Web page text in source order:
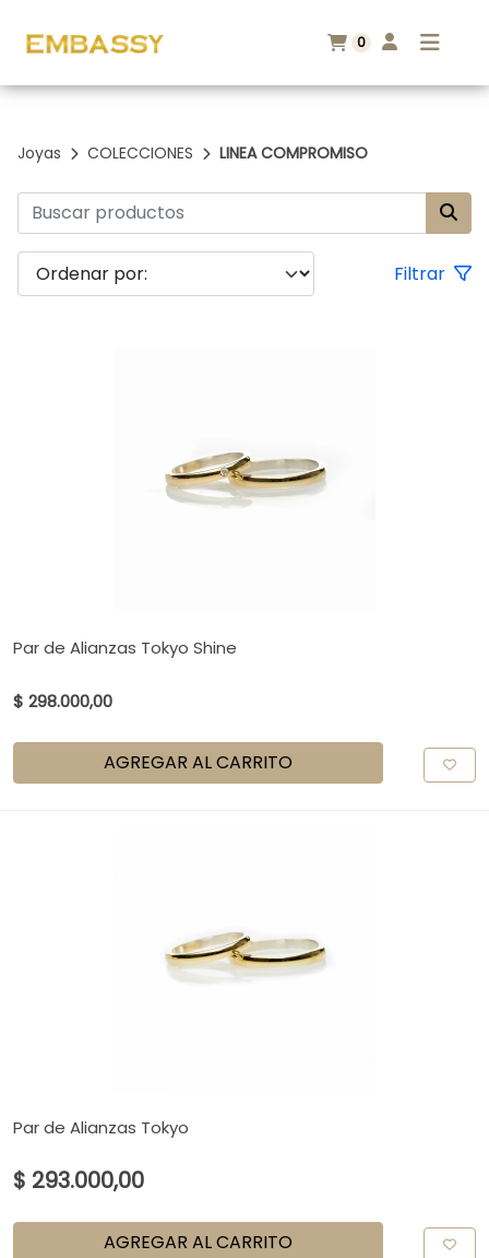
0
Joyas COLECCIONES LINEA COMPROMISO
Filtrar
Par de Alianzas Tokyo Shine
$ 298.000,00
AGREGAR AL CARRITO
Par de Alianzas Tokyo
$ 293.000,00
AGREGAR AL CARRITO